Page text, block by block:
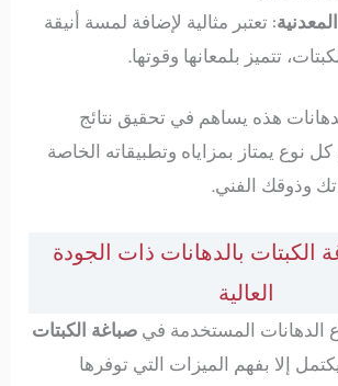
: تعتبر مثالية لإضافة لمسة أنيقة
تتميز بلمعانها وقوتها.
هذه يساهم في تحقيق نتائج
نوع يمتاز بمزاياه وتطبيقاته الخاصة
وذوقك الفني.
الكبتات بالدهانات ذات الجودة
العالية
الدهانات المستخدمة فيصباغة الكبتات
إلا بفهم الميزات التي توفرها